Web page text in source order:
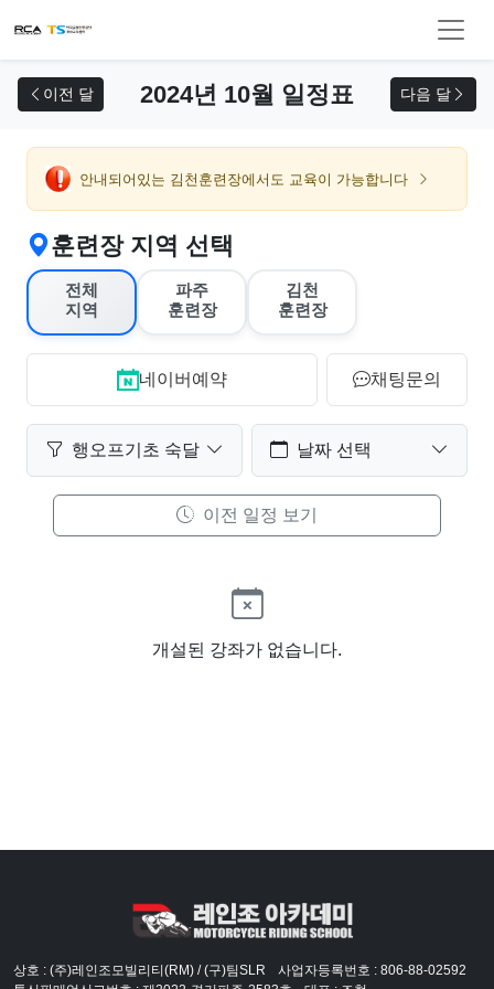
이전 달 2024년 10월 일정표 다음 달
안내되어있는 김천훈련장에서도 교육이 가능합니다
훈련장 지역 선택
전체
지역
파주
훈련장
김천
훈련장
네이버예약 채팅문의
행오프기초 숙달 날짜 선택
이전 일정 보기
개설된 강좌가 없습니다.
상호 : (주)레인조모빌리티(RM) / (구)팀SLR
사업자등록번호 : 806-88-02592